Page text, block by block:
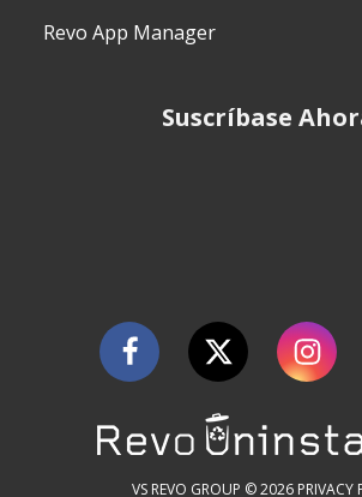
Revo App Manager
Suscríbase
VS REVO GROUP © 2026 PRIVACY